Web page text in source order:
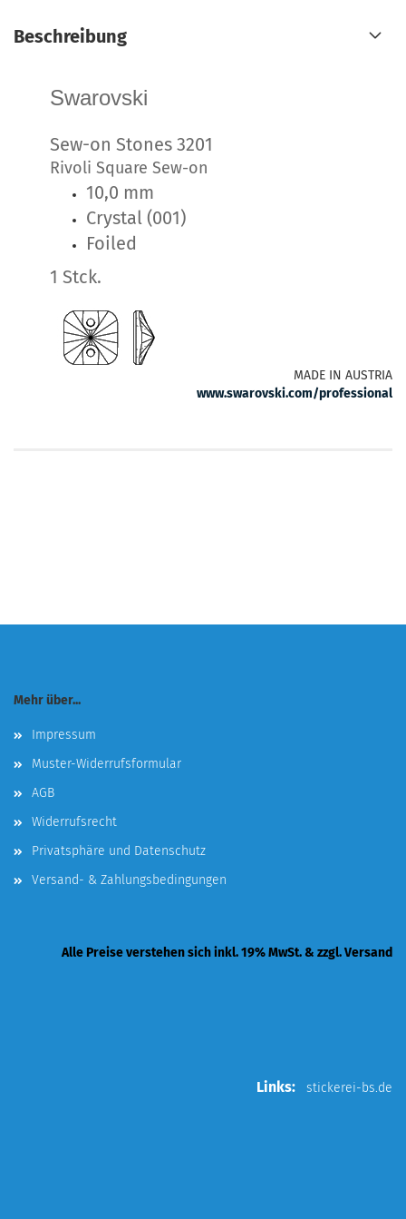
Beschreibung
Swarovski
Sew-on Stones 3201
Rivoli Square Sew-on
10,0 mm
Crystal (001)
Foiled
1 Stck.
MADE IN AUSTRIA
www.swarovski.com/professional
Mehr über...
Impressum
Muster-Widerrufsformular
AGB
Widerrufsrecht
Privatsphäre und Datenschutz
Versand- & Zahlungsbedingungen
Alle Preise verstehen sich inkl. 19% MwSt. & zzgl. Versand
Links: stickerei-bs.de